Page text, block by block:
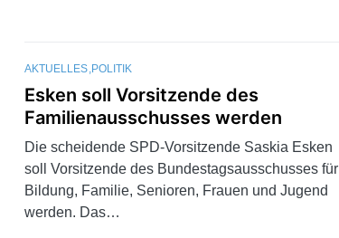
AKTUELLES POLITIK
Esken soll Vorsitzende des
Familienausschusses werden
Die scheidende SPD-Vorsitzende Saskia Esken
soll Vorsitzende des Bundestagsausschusses für
Bildung, Familie, Senioren, Frauen und Jugend
werden. Das…